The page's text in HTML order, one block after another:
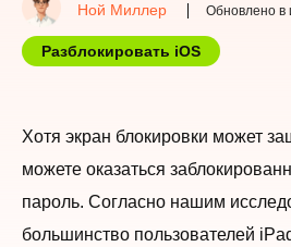
Ной Миллер Обновлено в
Разблокировать iOS
Хотя экран блокировки может
можете оказаться
пароль. Согласно нашим
большинство пользователей